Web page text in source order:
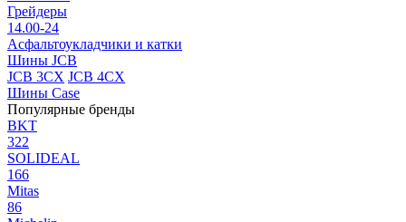
Грейдеры
14.00-24
Асфальтоукладчики и катки
Шины JCB
JCB 3CX JCB 4CX
Шины Case
Популярные бренды
BKT
322
SOLIDEAL
166
Mitas
86